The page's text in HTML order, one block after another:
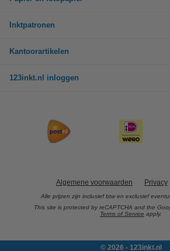
Inktpatronen
Kantoorartikelen
123inkt.nl inloggen
Algemene voorwaarden Privacy
Alle prijzen zijn inclusief btw en exclusief
This site is protected by reCAPTCHA and the
Terms of Service apply.
© 2026 - 123inkt.nl